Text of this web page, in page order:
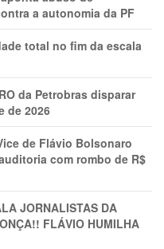
a autonomia da PF
total no fim da escala
da Petrobras disparar
de 2026
de Flávio Bolsonaro
com rombo de R$
JORNALISTAS DA
FLÁVIO HUMILHA